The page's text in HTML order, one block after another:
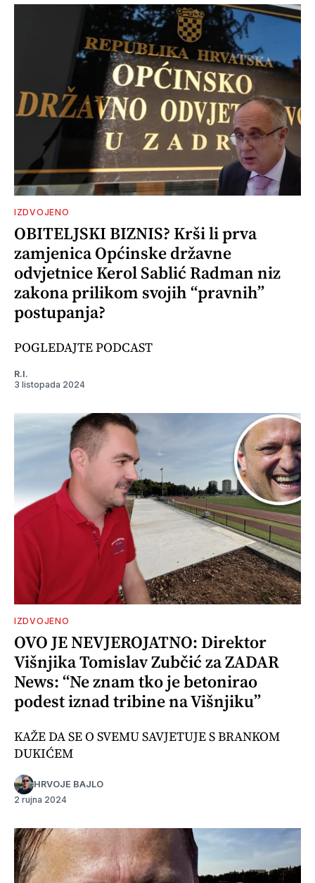
IZDVOJENO
OBITELJSKI BIZNIS? Krši li prva
zamjenica Općinske državne
odvjetnice Kerol Sablić Radman niz
zakona prilikom svojih “pravnih”
postupanja?
POGLEDAJTE PODCAST
R.I.
3 listopada 2024
IZDVOJENO
OVO JE NEVJEROJATNO: Direktor
Višnjika Tomislav Zubčić za ZADAR
News: “Ne znam tko je betonirao
podest iznad tribine na Višnjiku”
KAŽE DA SE O SVEMU SAVJETUJE S BRANKOM
DUKIĆEM
HRVOJE BAJLO
2 rujna 2024